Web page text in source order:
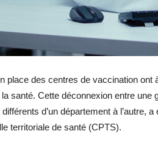
place des centres de vaccination ont
santé. Cette déconnexion entre une
d’un département à l’autre,
territoriale de santé (CPTS).